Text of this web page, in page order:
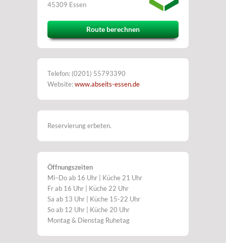
45309 Essen
Route berechnen
Telefon: (0201) 55793390
Website:www.abseits-essen.de
Reservierung erbeten.
Öffnungszeiten
Mi–Do ab 16 Uhr | Küche 21 Uhr
Fr ab 16 Uhr | Küche 22 Uhr
Sa ab 13 Uhr | Küche 15-22 Uhr
So ab 12 Uhr | Küche 20 Uhr
Montag & Dienstag Ruhetag